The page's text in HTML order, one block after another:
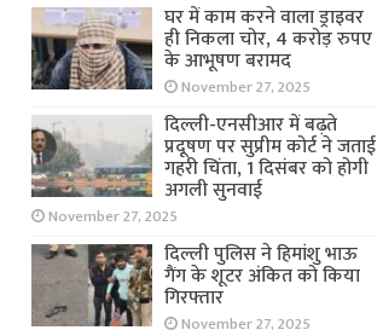
घर में काम करने वाला ड्राइवर
ही निकला चोर, 4 करोड़ रुपए
के आभूषण बरामद
November 27, 2025
दिल्ली-एनसीआर में बढ़ते
प्रदूषण पर सुप्रीम कोर्ट ने जताई
गहरी चिंता, 1 दिसंबर को होगी
अगली सुनवाई
November 27, 2025
दिल्ली पुलिस ने हिमांशु भाऊ
गैंग के शूटर अंकित को किया
गिरफ्तार
November 27, 2025